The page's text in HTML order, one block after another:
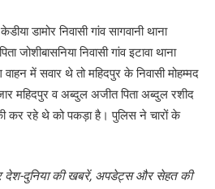
डामोर निवासी गांव सागवानी थाना
जोशीबासनिया निवासी गांव इटावा थाना
में सवार थे तो महिदपुर के निवासी मोहम्मद
महिदपुर व अब्दुल अजीत पिता अब्दुल रशीद
कर रहे थे को पकड़ा है। पुलिस ने चारों के
देश-दुनिया की खबरें, अपडेट्स और सेहत की